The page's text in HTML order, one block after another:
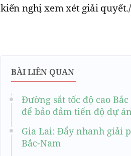
kiến nghị xem xét giải
BÀI LIÊN QUAN
Đường sắt tốc độ cao
để bảo đảm tiến độ dự án
Gia Lai: Đẩy nhanh giải
Bắc-Nam